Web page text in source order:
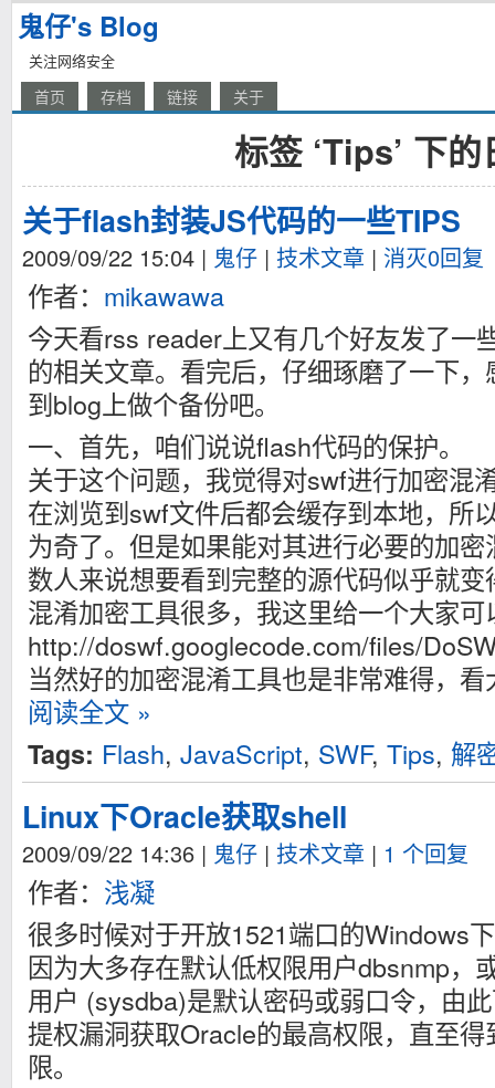
鬼仔's Blog
关注网络安全
首页 存档 链接 关于
标签 ‘Tips’ 下的
关于flash封装JS代码的一些TIPS
2009/09/22 15:04 | 鬼仔 | 技术文章 | 消灭0回复
作者： mikawawa
今天看rss reader上又有几个好友发了一
的相关文章。看完后，仔细琢磨了一下
到blog上做个备份吧。
一、首先，咱们说说flash代码的保护。
关于这个问题，我觉得对swf进行加密混
在浏览到swf文件后都会缓存到本地，所
为奇了。但是如果能对其进行必要的加
数人来说想要看到完整的源代码似乎就
混淆加密工具很多，我这里给一个大家可
http://doswf.googlecode.com/files/
当然好的加密混淆工具也是非常难得，
阅读全文 »
Tags: Flash, JavaScript, SWF, Tips, 解
Linux下Oracle获取shell
2009/09/22 14:36 | 鬼仔 | 技术文章 | 1 个回复
作者： 浅凝
很多时候对于开放1521端口的Windows
因为大多存在默认低权限用户dbsnmp，
用户 (sysdba)是默认密码或弱口令，由
提权漏洞获取Oracle的最高权限，直至
限。